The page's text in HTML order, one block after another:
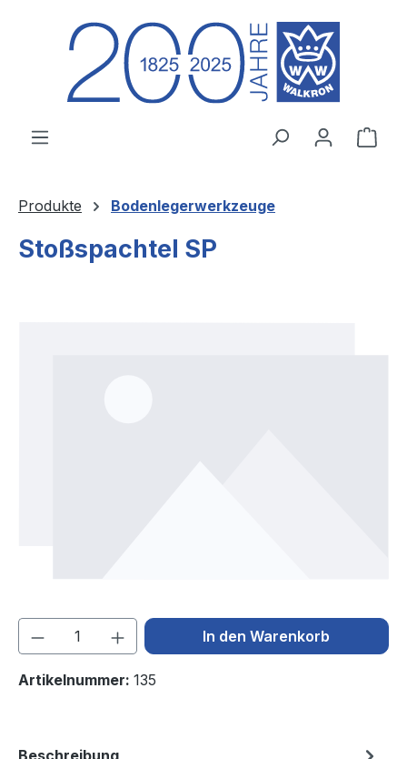
Zum Hauptinhalt springen
Produkte Bodenlegerwerkzeuge
Stoßspachtel SP
Produkt Anzahl: Gib denIn den Warenkorb
Artikelnummer: 135